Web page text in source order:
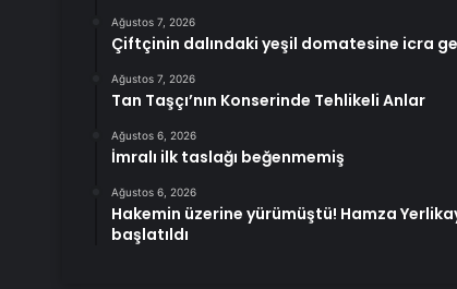
Ağustos 7, 2026
Çiftçinin dalındaki yeşil domatesine icra
Ağustos 7, 2026
Tan Taşçı’nın Konserinde Tehlikeli Anlar
Ağustos 6, 2026
İmralı ilk taslağı beğenmemiş
Ağustos 6, 2026
Hakemin üzerine yürümüştü! Hamza
başlatıldı